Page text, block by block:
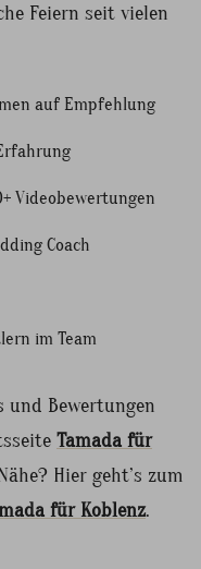
Feiern seit vielen
auf Empfehlung
Videobewertungen
Coach
im Team
und Bewertungen
Tamada für
Hier geht’s zum
für Koblenz.